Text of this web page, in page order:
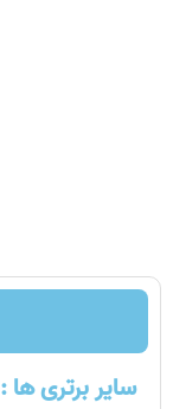
سایر برتری ها :